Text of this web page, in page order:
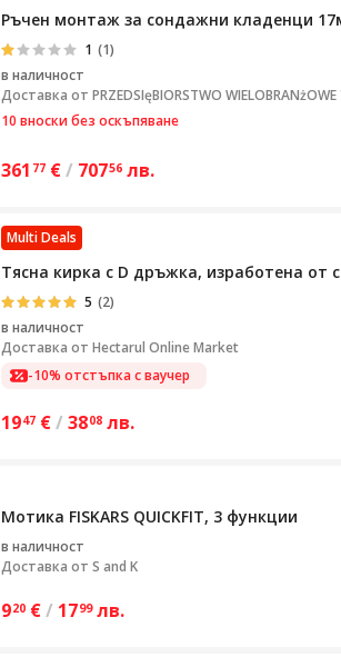
Ръчен монтаж за сондажни кладенци
1 (1)
в наличност
Доставка от PRZEDSIęBIORSTWO
10 вноски без оскъпяване
361 77 €/ 70756 лв.
Multi Deals
Тясна кирка с D дръжка, изработена от
5 (2)
в наличност
Доставка от Hectarul Online Market
-10% отстъпка с ваучер
1947 €/ 3808 лв.
Мотика FISKARS QUICKFIT, 3 функции
в наличност
Доставка от S and K
920 €/ 1799 лв.